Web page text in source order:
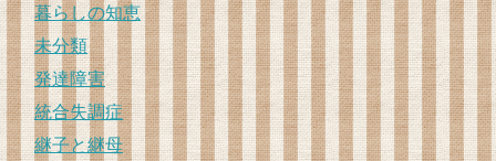
暮らしの知恵
未分類
発達障害
統合失調症
継子と継母